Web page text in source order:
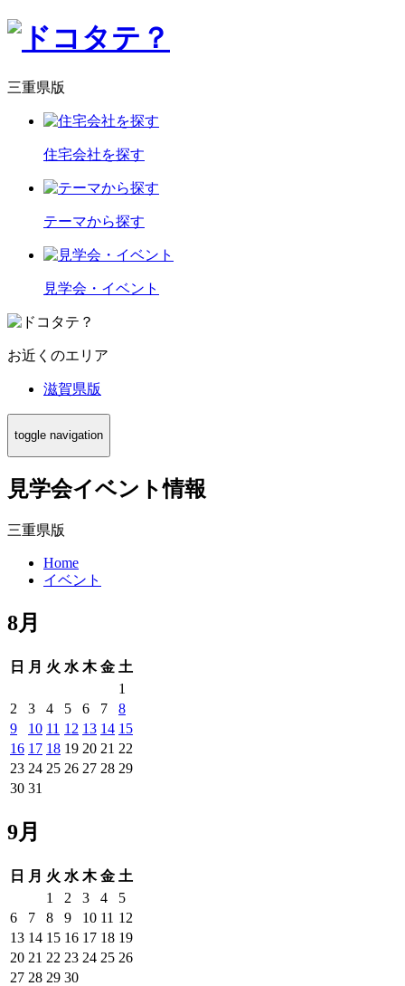
三重県版
住宅会社を探す
テーマから探す
見学会・イベント
お近くのエリア
滋賀県版
toggle navigation
見学会イベント情報
三重県版
Home
イベント
8月
日 月 火 水 木 金 土
1
2
3 4 5 6 7
8
9
10 11 12 13 14 15
16 17 18 19 20 21 22
23 24 25 26 27 28 29
30 31
9月
日 月 火 水 木 金 土
1
2 3 4
5
6
7 8 9 10 11 12
13 14 15 16 17 18 19
20 21 22 23 24 25 26
27 28 29 30